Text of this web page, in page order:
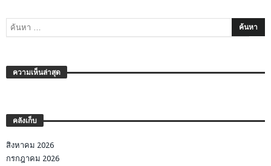
ความเห็นล่าสุด
คลังเก็บ
สิงหาคม 2026
กรกฎาคม 2026